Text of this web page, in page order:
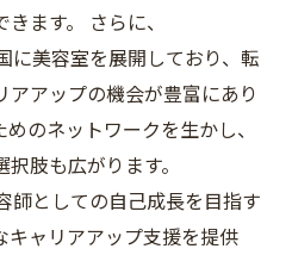
ます。 さらに、
に美容室を展開しており、転
アップの機会が豊富にあり
のネットワークを生かし、
肢も広がります。
師としての自己成長を目指す
キャリアアップ支援を提供